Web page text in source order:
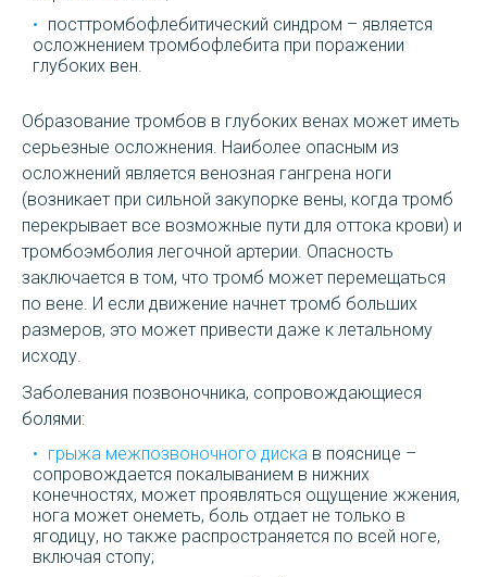
посттромбофлебитический синдром – является
осложнением тромбофлебита при поражении
глубоких вен.
Образование тромбов в глубоких венах может иметь
серьезные осложнения. Наиболее опасным из
осложнений является венозная гангрена ноги
(возникает при сильной закупорке вены, когда тромб
перекрывает все возможные пути для оттока крови) и
тромбоэмболия легочной артерии. Опасность
заключается в том, что тромб может перемещаться
по вене. И если движение начнет тромб больших
размеров, это может привести даже к летальному
исходу.
Заболевания позвоночника, сопровождающиеся
болями:
грыжа межпозвоночного диска в пояснице –
сопровождается покалыванием в нижних
конечностях, может проявляться ощущение жжения,
нога может онеметь, боль отдает не только в
ягодицу, но также распространяется по всей ноге,
включая стопу;